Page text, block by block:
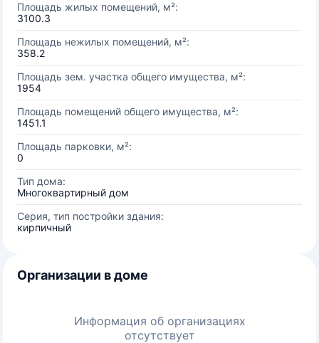
Площадь жилых помещений, м²:
3100.3
Площадь нежилых помещений, м²:
358.2
Площадь зем. участка общего имущества, м²:
1954
Площадь помещений общего имущества, м²:
1451.1
Площадь парковки, м²:
0
Тип дома:
Многоквартирный дом
Серия, тип постройки здания:
кирпичный
Организации в доме
Информация об организациях
отсутствует